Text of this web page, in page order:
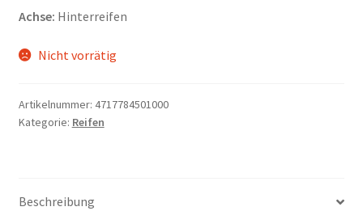
Achse: Hinterreifen
Nicht vorrätig
Artikelnummer: 4717784501000
Kategorie: Reifen
Beschreibung